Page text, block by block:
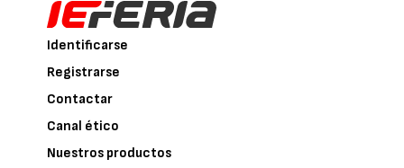
Identificarse
Registrarse
Contactar
Canal ético
Nuestros productos